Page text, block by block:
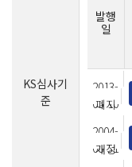
KS심사기
준
발행
일
2013-
05-10
폐지
2004-
08-31
개정